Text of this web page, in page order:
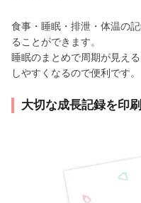
食事・睡眠・排泄・体温の
ることができます。
睡眠のまとめで周期が見え
しやすくなるので便利です。
大切な成長記録を印